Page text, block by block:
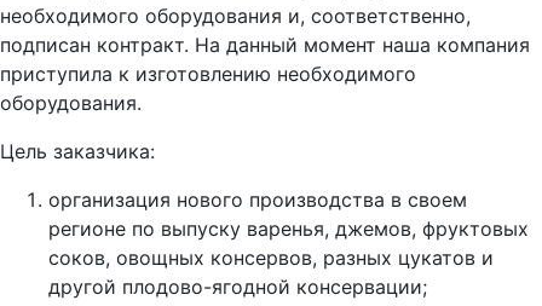
необходимого оборудования и, соответственно,
подписан контракт. На данный момент наша компания
приступила к изготовлению необходимого
оборудования.
Цель заказчика:
организация нового производства в своем
регионе по выпуску варенья, джемов, фруктовых
соков, овощных консервов, разных цукатов и
другой плодово-ягодной консервации;